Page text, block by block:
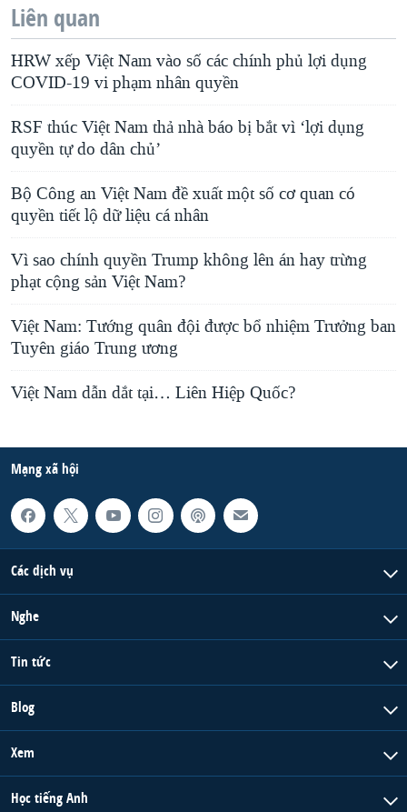
Liên quan
HRW xếp Việt Nam vào số các chính phủ lợi dụng
COVID-19 vi phạm nhân quyền
RSF thúc Việt Nam thả nhà báo bị bắt vì ‘lợi dụng
quyền tự do dân chủ’
Bộ Công an Việt Nam đề xuất một số cơ quan có
quyền tiết lộ dữ liệu cá nhân
Vì sao chính quyền Trump không lên án hay trừng
phạt cộng sản Việt Nam?
Việt Nam: Tướng quân đội được bổ nhiệm Trưởng ban
Tuyên giáo Trung ương
Việt Nam dẫn dắt tại… Liên Hiệp Quốc?
Mạng xã hội
Các dịch vụ
Nghe
Tin tức
Blog
Xem
Học tiếng Anh